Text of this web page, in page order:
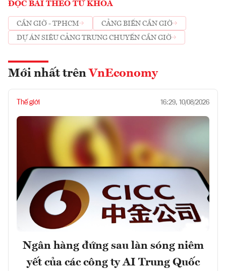
ĐỌC BÀI THEO TỪ KHOÁ
CẦN GIỜ - TPHCM
CẢNG BIỂN CẦN GIỜ
DỰ ÁN SIÊU CẢNG TRUNG CHUYỂN CẦN GIỜ
Mới nhất trên VnEconomy
Thế giới 16:29, 10/08/2026
Ngân hàng đứng sau làn sóng niêm
yết của các công ty AI Trung Quốc